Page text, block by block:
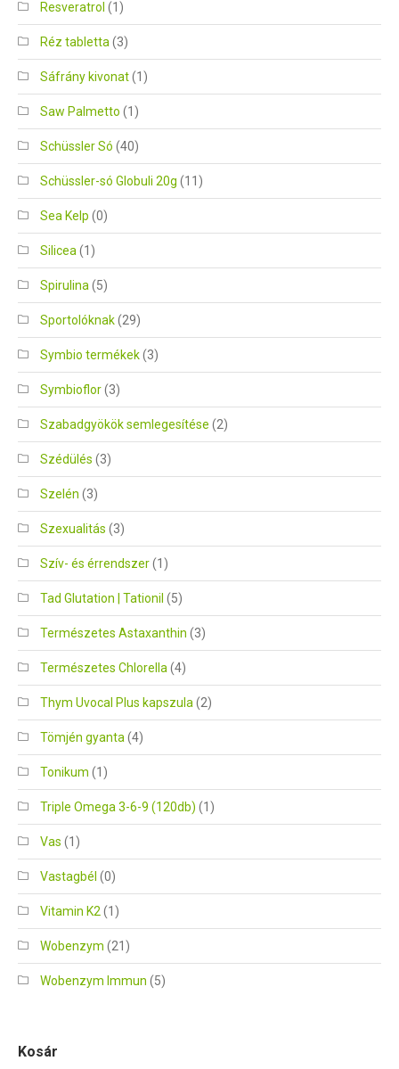
Resveratrol (1)
Réz tabletta (3)
Sáfrány kivonat(1)
Saw Palmetto (1)
Schüssler Só (40)
Schüssler-só Globuli 20g (11)
Sea Kelp (0)
Silicea (1)
Spirulina (5)
Sportolóknak(29)
Symbio termékek(3)
Symbioflor(3)
Szabadgyökök semlegesítése (2)
Szédülés (3)
Szelén (3)
Szexualitás (3)
Szív- és érrendszer(1)
Tad Glutation | Tationil (5)
Természetes Astaxanthin (3)
Természetes Chlorella (4)
Thym Uvocal Plus kapszula (2)
Tömjén gyanta (4)
Tonikum (1)
Triple Omega 3-6-9 (120db) (1)
Vas (1)
Vastagbél (0)
Vitamin K2 (1)
Wobenzym (21)
Wobenzym Immun (5)
Kosár